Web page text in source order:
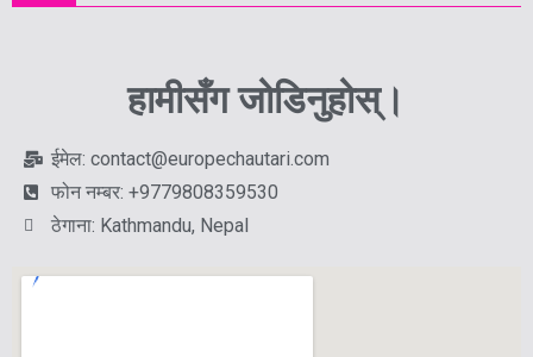
हामीसँग जोडिनुहोस्।
ईमेल: contact@europechautari.com
फोन नम्बर: +9779808359530
ठेगाना: Kathmandu, Nepal